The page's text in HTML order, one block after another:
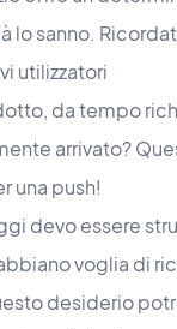
lo sanno.
utilizzatori
da tempo
arrivato?
una push!
devo essere
voglia di
desiderio